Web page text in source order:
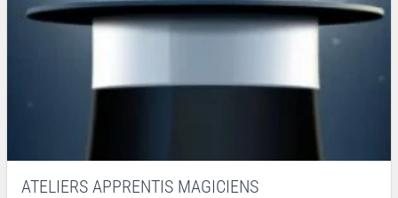
ATELIERS APPRENTIS MAGICIENS